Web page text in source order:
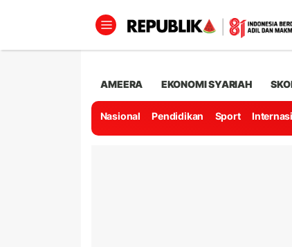
AMEERA EKONOMI SYARIAH
Nasional Pendidikan Sport